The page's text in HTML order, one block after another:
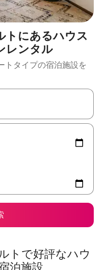
トにあるハウス
レンタル
トタイプの宿泊施設を
矢印キーを使って移動するか
トで好評なハウ